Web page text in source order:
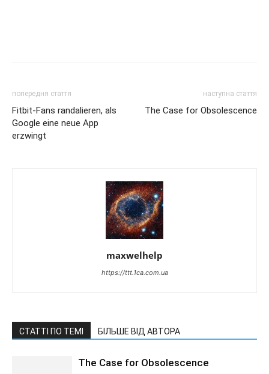
попередня стаття
Fitbit-Fans randalieren, als
Google eine neue App
erzwingt
наступна стаття
The Case for Obsolescence
maxwelhelp
https://ttt.1ca.com.ua
СТАТТІ ПО ТЕМІ БІЛЬШЕ ВІД АВТОРА
The Case for Obsolescence